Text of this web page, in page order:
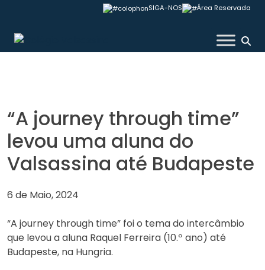
content
SIGA-NOS Área Reservada
Colégio Valsassina
“A journey through time”
levou uma aluna do
Valsassina até Budapeste
6 de Maio, 2024
“A journey through time” foi o tema do intercâmbio
que levou a aluna Raquel Ferreira (10.º ano) até
Budapeste, na Hungria.